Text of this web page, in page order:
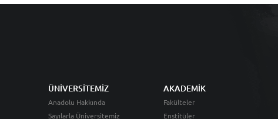
ÜNİVERSİTEMİZ
Anadolu Hakkında
Sayılarla Üniversitemiz
AKADEMİK
Fakülteler
Enstitüler